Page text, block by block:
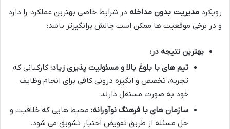
رویکردمدیریت بدون مداخله در شرایط خاصی بهترین عملکرد را دارد
و در برخی موقعیت ها ممکن است چالش برانگیزتر باشد:
بهترین نتیجه در:
تیم های با بلوغ بالا و مسئولیت پذیری زیاد: کارکنانی که
تجربه، تخصص و انگیزه درونی کافی برای انجام وظایف
خود به صورت مستقل دارند.
سازمان های با فرهنگ نوآورانه: محیط هایی که خلاقیت و
حل مسئله از طریق تفویض اختیار تشویق می شود.